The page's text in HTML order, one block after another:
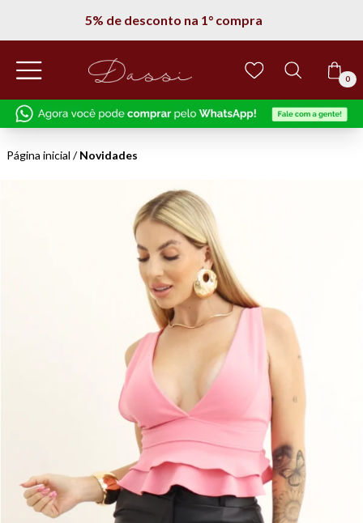
Entregamos em todo Brasil
0
Página inicial /Novidades